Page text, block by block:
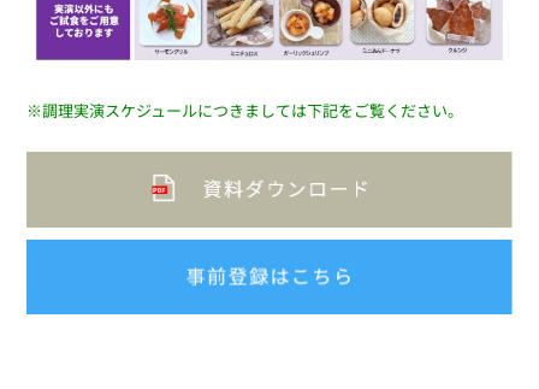
※調理実演スケジュールにつきましては下記をご覧ください。